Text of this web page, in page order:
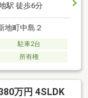
駅 徒歩6分
地町中島２
駐車2台
所有権
万円 4SLDK